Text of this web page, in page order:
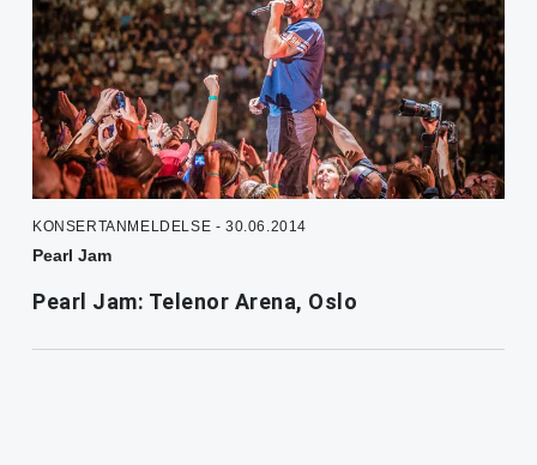
KONSERTANMELDELSE - 30.06.2014
Pearl Jam
Pearl Jam: Telenor Arena, Oslo